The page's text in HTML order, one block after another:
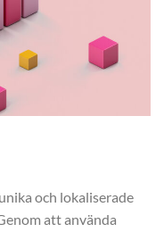
och lokaliserade
att använda